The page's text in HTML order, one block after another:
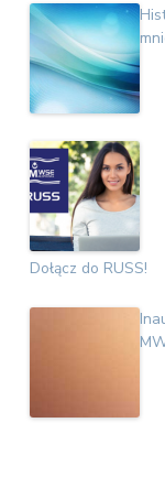
Dołącz do RUSS!